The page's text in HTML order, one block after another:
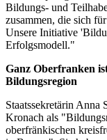
Bildungs- und
zusammen, die sich
Unsere Initiative
Erfolgsmodell."
Ganz Oberfranken
Bildungsregion
Staatssekretärin Anna
Kronach als
oberfränkischen